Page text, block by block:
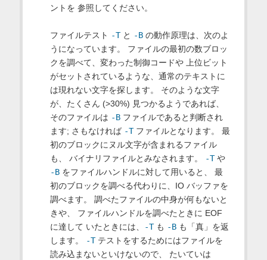
ントを 参照してください。
ファイルテスト -Tと -Bの動作原理は、次のよ
うになっています。 ファイルの最初の数ブロッ
クを調べて、変わった制御コードや 上位ビット
がセットされているような、通常のテキストに
は現れない文字を探します。 そのような文字
が、たくさん (>30%) 見つかるようであれば、
そのファイルは -Bファイルであると判断され
ます; さもなければ -Tファイルとなります。 最
初のブロックにヌル文字が含まれるファイル
も、 バイナリファイルとみなされます。
-Tや
-Bをファイルハンドルに対して用いると、 最
初のブロックを調べる代わりに、IO バッファを
調べます。 調べたファイルの中身が何もないと
きや、 ファイルハンドルを調べたときに EOF
に達して いたときには、
-Tも -Bも「真」を返
します。
-Tテストをするためにはファイルを
読み込まないといけないので、 たいていは